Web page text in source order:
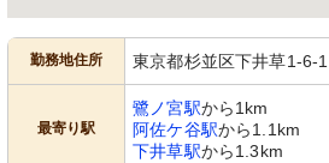
勤務地住所 東京都杉並区下井草1-6-1
最寄り駅
鷺ノ宮駅から1km
阿佐ケ谷駅から1.1km
下井草駅から1.3km